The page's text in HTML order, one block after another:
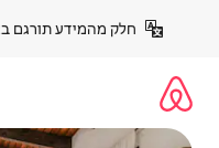
אוטומטי. להצגה בשפת המקור